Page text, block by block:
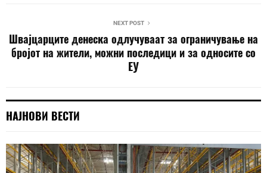
NEXT POST
Швајцарците денеска одлучуваат за ограничување на
бројот на жители, можни последици и за односите со
ЕУ
НАЈНОВИ ВЕСТИ